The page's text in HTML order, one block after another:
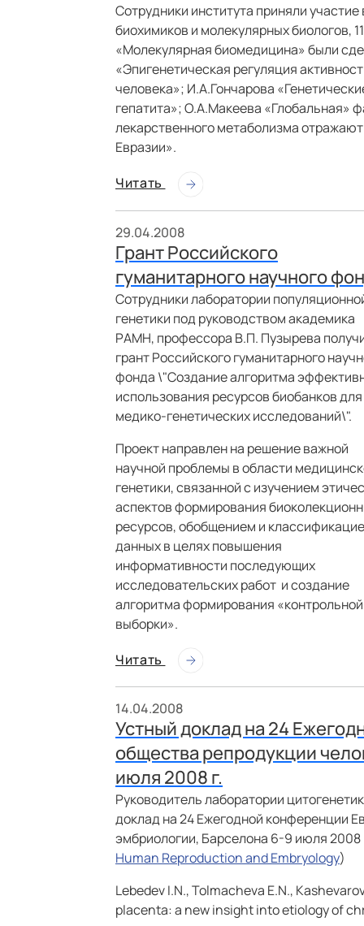
Сотрудники института приняли
биохимиков и молекулярных биологов,
«Молекулярная биомедицина» были
«Эпигенетическая регуляция
человека»; И.А.Гончарова
гепатита»; О.А.Макеева «Глобальная»
лекарственного метаболизма
Евразии».
Читать
29.04.2008
Грант Российского
гуманитарного научного
Сотрудники лаборатории
генетики под руководством академика
РАМН, профессора В.П. Пузырева
грант Российского гуманитарного
фонда \"Создание алгоритма
использования ресурсов биобанков для
медико-генетических исследований\".
Проект направлен на решение важной
научной проблемы в области
генетики, связанной с изучением
аспектов формирования
ресурсов, обобщением и
данных в целях повышения
информативности последующих
исследовательских работ и создание
алгоритма формирования «контрольной
выборки».
Читать
14.04.2008
Устный доклад на 24
общества репродукции
июля 2008 г.
Руководитель лаборатории
доклад на 24 Ежегодной конференции
эмбриологии, Барселона 6-9 июля 2008
Human Reproduction and Embryology)
Lebedev I.N., Tolmacheva E.N.,
placenta: a new insight into etiology of